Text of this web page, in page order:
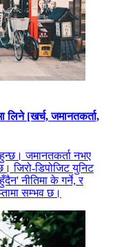
लिने [खर्च, जमानतकर्ता,
हुन्छ। जमानतकर्ता नभए
जिरो-डिपोजिट युनिट
नीतिमा के गर्ने, र
सम्भव छ।